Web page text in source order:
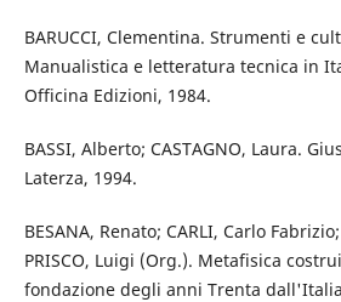
BARUCCI, Clementina. Strumenti e
Manualistica e letteratura tecnica in
Officina Edizioni, 1984.
BASSI, Alberto; CASTAGNO, Laura.
Laterza, 1994.
BESANA, Renato; CARLI, Carlo
PRISCO, Luigi (Org.). Metafisica
fondazione degli anni Trenta